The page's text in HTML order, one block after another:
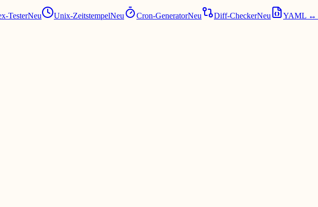
TesterNeu Unix-ZeitstempelNeu Cron-GeneratorNeu Diff-CheckerNeu YAML ↔